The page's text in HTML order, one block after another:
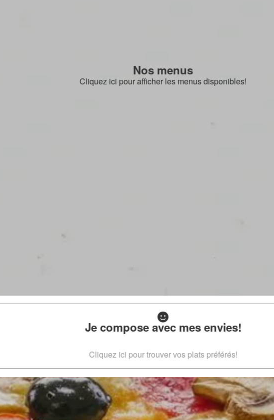
Nos menus
Cliquez ici pour afficher les menus disponibles!
Je compose avec mes envies!
Cliquez ici pour trouver vos plats préférés!